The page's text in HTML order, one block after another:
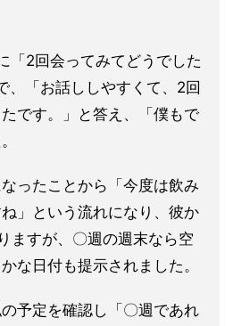
「2回会ってみてどうでした
、「お話ししやすくて、2回
です。」
と答え、「僕もで
ったことから「今度は飲み
」という流れになり、彼か
ますが、〇週の週末なら空
な日付も提示されました。
予定を確認し「〇週であれ